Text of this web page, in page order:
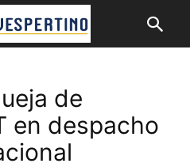
de
en despacho